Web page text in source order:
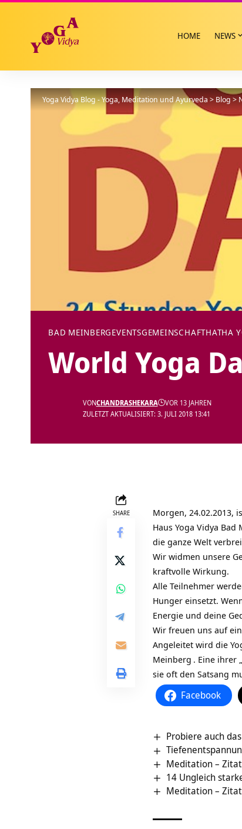
HOME NEWS
Yoga Vidya Blog - Yoga, Meditation und Ayurveda>Blog>
BAD MEINBERGEVENTSGEMEINSCHAFTHATHA
World Yoga
ZULETZT AKTUALISIERT: 3. JULI 2018 13:41
VONCHANDRASHEKARA VOR 13 JAHREN
SHARE Morgen, 24.02.2013,
Haus Yoga Vidya Bad
die ganze Welt
Wir widmen unsere
kraftvolle Wirkung.
Alle Teilnehmer
Hunger einsetzt.
Energie und deine
Wir freuen uns auf
Angeleitet wird die
Meinberg . Eine ihrer
sie oft den Satsang
Facebook
Probiere auch
Meditation –
14 Ungleich
Meditation –